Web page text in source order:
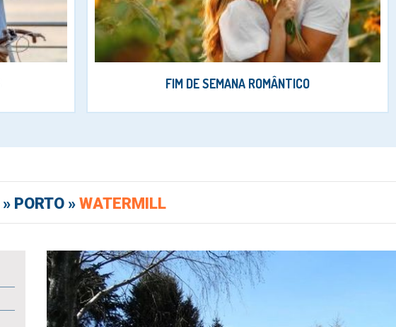
FIM DE SEMANA ROMÂNTICO
» PORTO » WATERMILL